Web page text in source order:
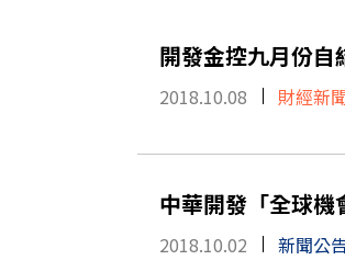
開發金控九月份
2018.10.08 財經新
中華開發「全球
2018.10.02 新聞公